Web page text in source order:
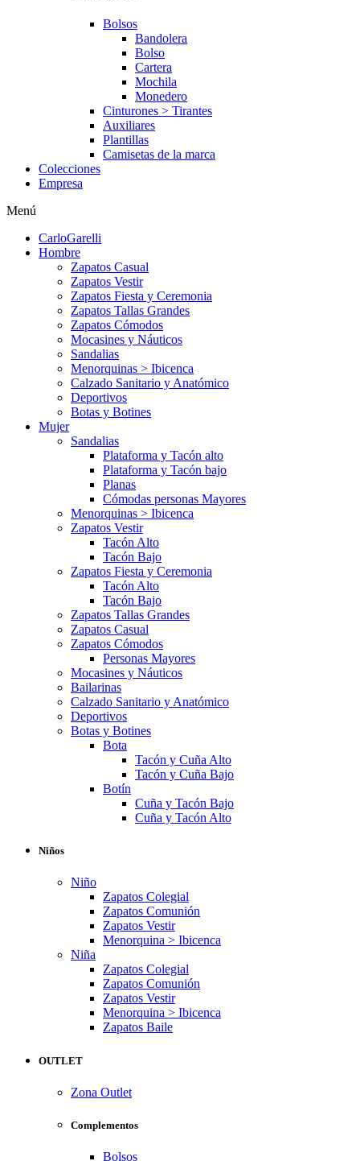
Bolsos
Bandolera
Bolso
Cartera
Mochila
Monedero
Cinturones > Tirantes
Auxiliares
Plantillas
Camisetas de la marca
Colecciones
Empresa
Menú
CarloGarelli
Hombre
Zapatos Casual
Zapatos Vestir
Zapatos Fiesta y Ceremonia
Zapatos Tallas Grandes
Zapatos Cómodos
Mocasines y Náuticos
Sandalias
Menorquinas > Ibicenca
Calzado Sanitario y Anatómico
Deportivos
Botas y Botines
Mujer
Sandalias
Plataforma y Tacón alto
Plataforma y Tacón bajo
Planas
Cómodas personas Mayores
Menorquinas > Ibicenca
Zapatos Vestir
Tacón Alto
Tacón Bajo
Zapatos Fiesta y Ceremonia
Tacón Alto
Tacón Bajo
Zapatos Tallas Grandes
Zapatos Casual
Zapatos Cómodos
Personas Mayores
Mocasines y Náuticos
Bailarinas
Calzado Sanitario y Anatómico
Deportivos
Botas y Botines
Bota
Tacón y Cuña Alto
Tacón y Cuña Bajo
Botín
Cuña y Tacón Bajo
Cuña y Tacón Alto
Niños
Niño
Zapatos Colegial
Zapatos Comunión
Zapatos Vestir
Menorquina > Ibicenca
Niña
Zapatos Colegial
Zapatos Comunión
Zapatos Vestir
Menorquina > Ibicenca
Zapatos Baile
OUTLET
Zona Outlet
Complementos
Bolsos